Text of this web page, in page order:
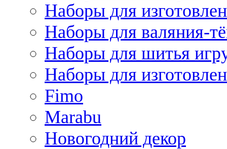
Наборы для
Наборы для валяния-
Наборы для шитья
Наборы для
Fimo
Marabu
Новогодний декор